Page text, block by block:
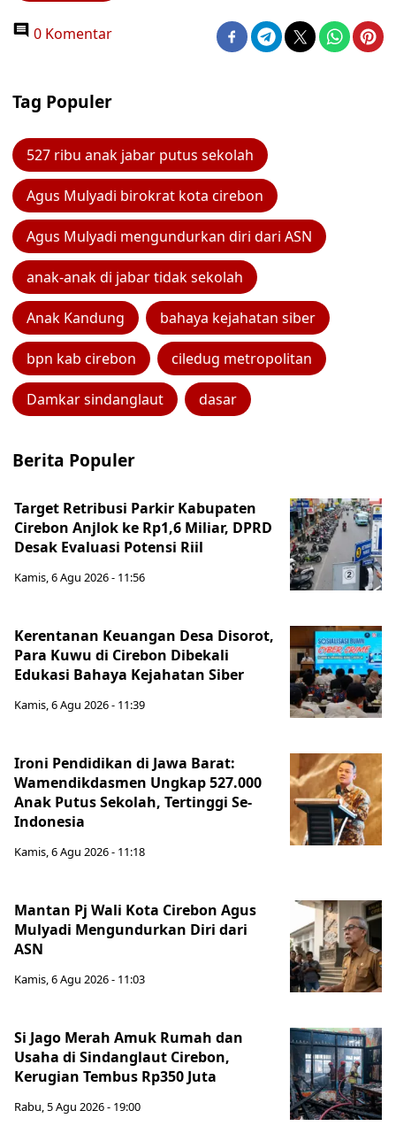
0 Komentar
Tag Populer
527 ribu anak jabar putus sekolah
Agus Mulyadi birokrat kota cirebon
Agus Mulyadi mengundurkan diri dari ASN
anak-anak di jabar tidak sekolah
Anak Kandung bahaya kejahatan siber
bpn kab cirebon ciledug metropolitan
Damkar sindanglaut dasar
Berita Populer
Target Retribusi Parkir Kabupaten
Cirebon Anjlok ke Rp1,6 Miliar, DPRD
Desak Evaluasi Potensi Riil
Kamis, 6 Agu 2026 - 11:56
Kerentanan Keuangan Desa Disorot,
Para Kuwu di Cirebon Dibekali
Edukasi Bahaya Kejahatan Siber
Kamis, 6 Agu 2026 - 11:39
Ironi Pendidikan di Jawa Barat:
Wamendikdasmen Ungkap 527.000
Anak Putus Sekolah, Tertinggi Se-
Indonesia
Kamis, 6 Agu 2026 - 11:18
Mantan Pj Wali Kota Cirebon Agus
Mulyadi Mengundurkan Diri dari
ASN
Kamis, 6 Agu 2026 - 11:03
Si Jago Merah Amuk Rumah dan
Usaha di Sindanglaut Cirebon,
Kerugian Tembus Rp350 Juta
Rabu, 5 Agu 2026 - 19:00